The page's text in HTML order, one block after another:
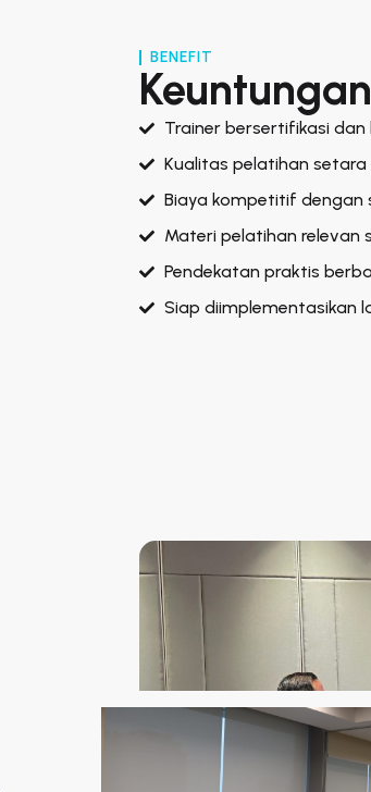
BENEFIT
Trainer bersertifikasi
Kualitas pelatihan
Biaya kompetitif dengan
Materi pelatihan relevan
Pendekatan praktis
Siap diimplementasikan